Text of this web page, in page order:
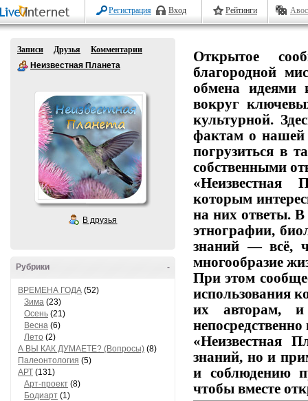
Регистрация Вход Рейтинги
Записи Друзья
Комментарии
Неизвестная Планета
В друзья
-
Рубрики
ВРЕМЕНА ГОДА (52)
Зима (23)
Осень (21)
Весна (6)
Лето (2)
А ВЫ КАК ДУМАЕТЕ? (Вопросы) (8)
Палеонтология (5)
АРТ (131)
Арт-проект (8)
Бодиарт (1)
Открытое
благородной
обмена идеями
вокруг
культурной.
фактам о нашей
погрузиться в
собственными
«Неизвестная
которым
на них ответы.В
этнографии,
знаний — всё,
многообразие
При этом
использования
их авторам,и
«Неизвестная
знаний, но и
и соблюдению
чтобы вместе